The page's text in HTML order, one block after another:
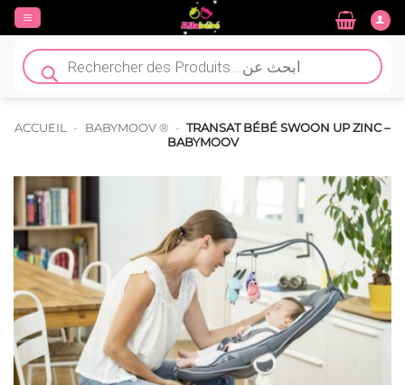
Passer
contenu
Recherche
de
produits
ACCUEIL - BABYMOOV ® - TRANSAT BÉBÉ SWOON UP ZINC –
BABYMOOV